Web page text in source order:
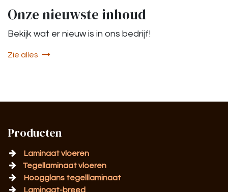
Onze nieuwste inhoud
Bekijk wat er nieuw is in ons bedrijf!
Zie alles
Producten
Laminaat vloeren
Tegellaminaat vloeren
Hoogglans tegelllaminaat
Laminaat-breed